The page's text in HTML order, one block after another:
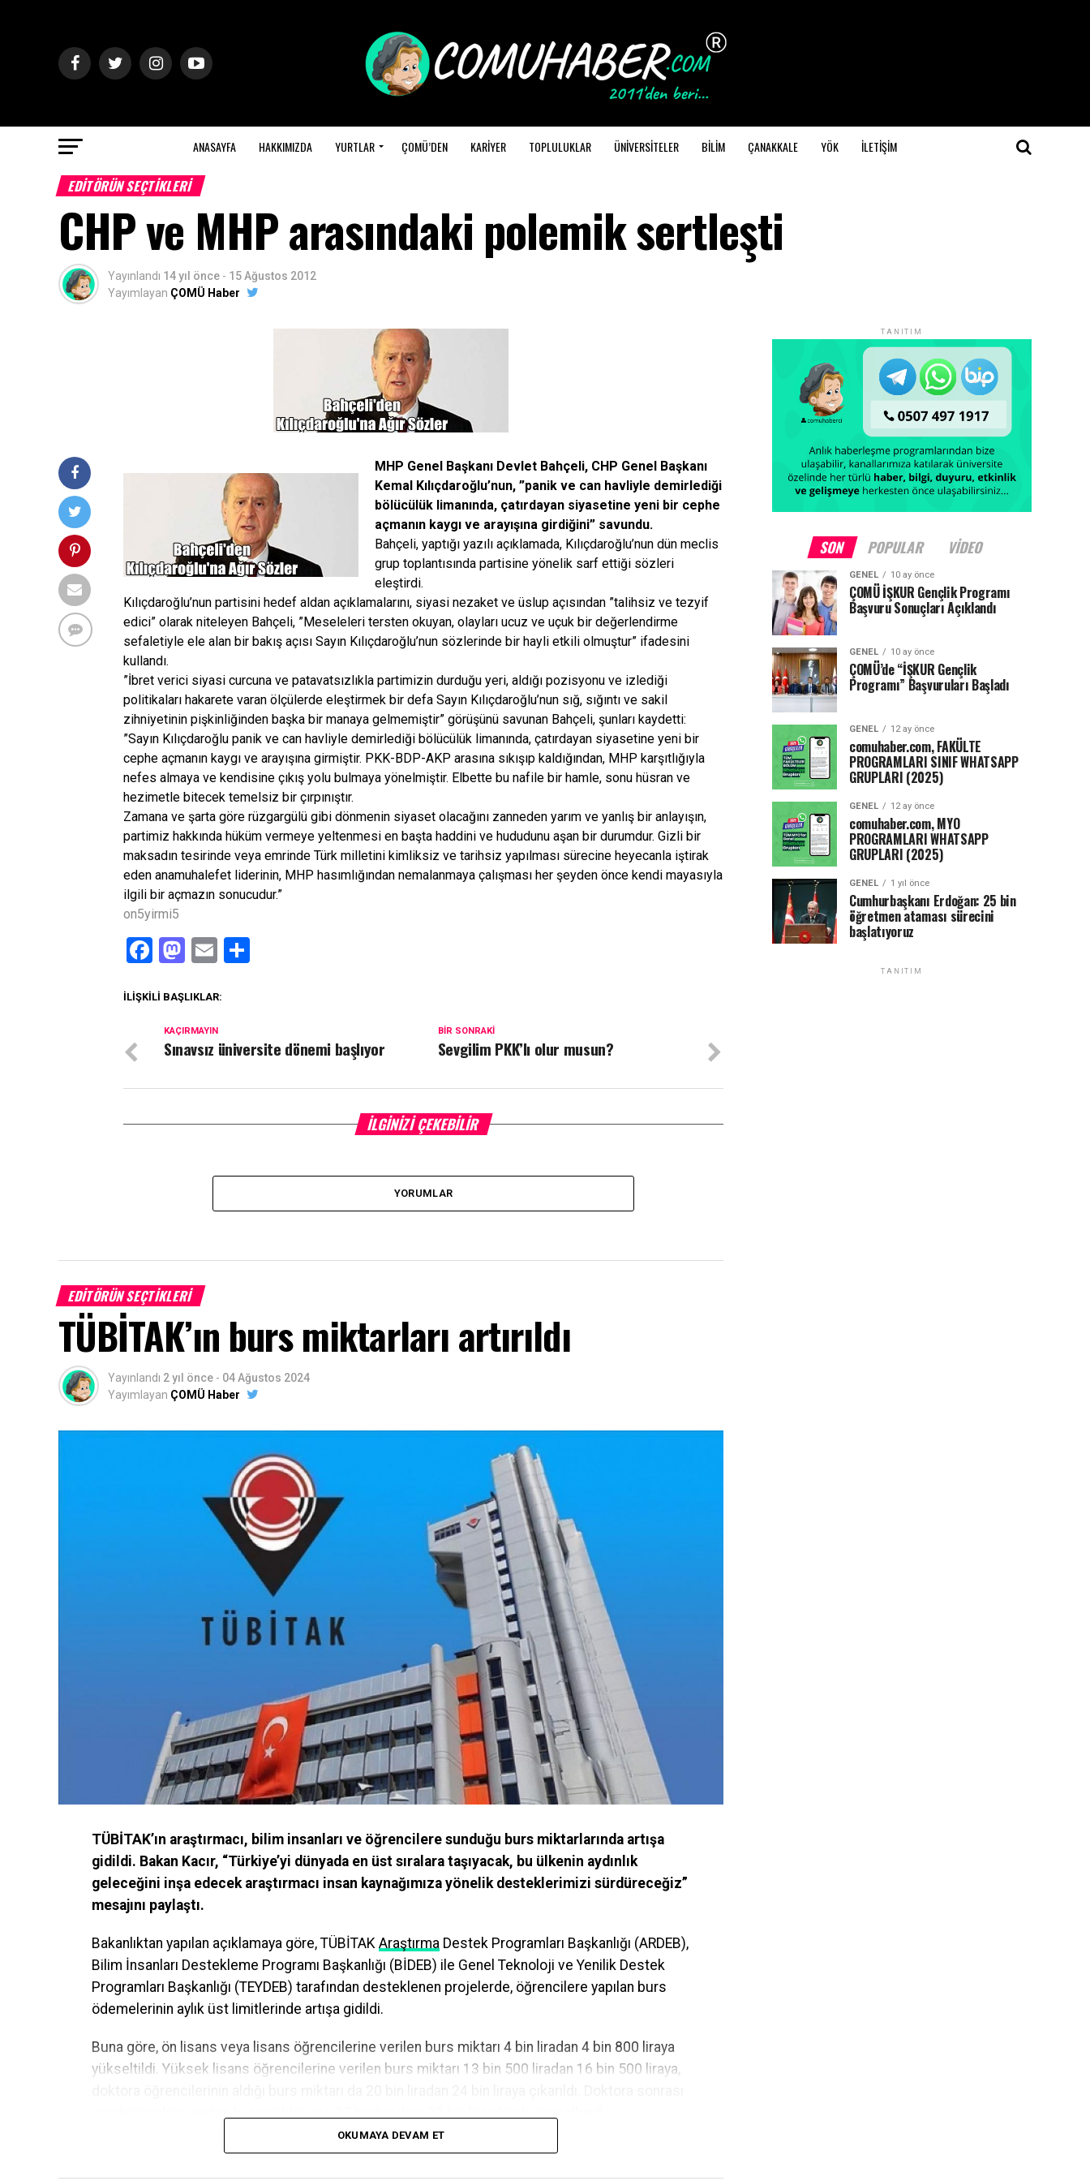
ANASAYFA HAKKIMIZDA YURTLAR ÇOMÜ’DEN KARİYER TOPLULUKLAR ÜNİVERSİTELER BİLİM ÇANAKKALE YÖK İLETİŞİM
EDITÖRÜN SEÇTIKLERI
CHP ve MHP arasındaki polemik sertleşti
Yayınlandı 14 yıl önce - 15 Ağustos 2012
Yayımlayan ÇOMÜ Haber
MHP Genel Başkanı Devlet Bahçeli, CHP Genel Başkanı
Kemal Kılıçdaroğlu’nun, ”panik ve can havliyle demirlediği
bölücülük limanında, çatırdayan siyasetine yeni bir cephe
açmanın kaygı ve arayışına girdiğini” savundu.
Bahçeli, yaptığı yazılı açıklamada, Kılıçdaroğlu’nun dün meclis
grup toplantısında partisine yönelik sarf ettiği sözleri
eleştirdi.
Kılıçdaroğlu’nun partisini hedef aldan açıklamalarını, siyasi nezaket ve üslup açısından ”talihsiz ve tezyif
edici” olarak niteleyen Bahçeli, ”Meseleleri tersten okuyan, olayları ucuz ve uçuk bir değerlendirme
sefaletiyle ele alan bir bakış açısı Sayın Kılıçdaroğlu’nun sözlerinde bir hayli etkili olmuştur” ifadesini
kullandı.
”İbret verici siyasi curcuna ve patavatsızlıkla partimizin durduğu yeri, aldığı pozisyonu ve izlediği
politikaları hakarete varan ölçülerde eleştirmek bir defa Sayın Kılıçdaroğlu’nun sığ, sığıntı ve sakil
zihniyetinin pişkinliğinden başka bir manaya gelmemiştir” görüşünü savunan Bahçeli, şunları kaydetti:
”Sayın Kılıçdaroğlu panik ve can havliyle demirlediği bölücülük limanında, çatırdayan siyasetine yeni bir
cephe açmanın kaygı ve arayışına girmiştir. PKK-BDP-AKP arasına sıkışıp kaldığından, MHP karşıtlığıyla
nefes almaya ve kendisine çıkış yolu bulmaya yönelmiştir. Elbette bu nafile bir hamle, sonu hüsran ve
hezimetle bitecek temelsiz bir çırpınıştır.
Zamana ve şarta göre rüzgargülü gibi dönmenin siyaset olacağını zanneden yarım ve yanlış bir anlayışın,
partimiz hakkında hüküm vermeye yeltenmesi en başta haddini ve hududunu aşan bir durumdur. Gizli bir
maksadın tesirinde veya emrinde Türk milletini kimliksiz ve tarihsiz yapılması sürecine heyecanla iştirak
eden anamuhalefet liderinin, MHP hasımlığından nemalanmaya çalışması her şeyden önce kendi mayasıyla
ilgili bir açmazın sonucudur.”
on5yirmi5
Facebook
Mastodon
Email
İLIŞKILI BAŞLIKLAR:
BIR SONRAKI
Sevgilim PKK’lı olur musun?
KAÇIRMAYIN
Sınavsız üniversite dönemi başlıyor
İLGINIZI ÇEKEBILIR
YORUMLAR
EDITÖRÜN SEÇTIKLERI
TÜBİTAK’ın burs miktarları artırıldı
Yayınlandı 2 yıl önce - 04 Ağustos 2024
Yayımlayan ÇOMÜ Haber
TÜBİTAK’ın araştırmacı, bilim insanları ve öğrencilere sunduğu burs miktarlarında artışa
gidildi. Bakan Kacır, “Türkiye’yi dünyada en üst sıralara taşıyacak, bu ülkenin aydınlık
geleceğini inşa edecek araştırmacı insan kaynağımıza yönelik desteklerimizi sürdüreceğiz”
mesajını paylaştı.
Bakanlıktan yapılan açıklamaya göre, TÜBİTAK Araştırma Destek Programları Başkanlığı (ARDEB),
Bilim İnsanları Destekleme Programı Başkanlığı (BİDEB) ile Genel Teknoloji ve Yenilik Destek
Programları Başkanlığı (TEYDEB) tarafından desteklenen projelerde, öğrencilere yapılan burs
ödemelerinin aylık üst limitlerinde artışa gidildi.
Buna göre, ön lisans veya lisans öğrencilerine verilen burs miktarı 4 bin liradan 4 bin 800 liraya
yükseltildi. Yüksek lisans öğrencilerine verilen burs miktarı 13 bin 500 liradan 16 bin 500 liraya,
Bu arada, BİDEB 2250 Lisansüstü Bursları Performans Programı’nda yer alan performans
OKUMAYA DEVAM ET
TANITIM
SON POPULAR VIDEO
GENEL 10 ay önce
ÇOMÜ İŞKUR Gençlik Programı
Başvuru Sonuçları Açıklandı
GENEL 10 ay önce
ÇOMÜ’de “İŞKUR Gençlik
Programı” Başvuruları Başladı
GENEL 12 ay önce
comuhaber.com, FAKÜLTE
PROGRAMLARI SINIF WHATSAPP
GRUPLARI (2025)
GENEL 12 ay önce
comuhaber.com, MYO
PROGRAMLARI WHATSAPP
GRUPLARI (2025)
GENEL 1 yıl önce
Cumhurbaşkanı Erdoğan: 25 bin
öğretmen ataması sürecini
başlatıyoruz
TANITIM